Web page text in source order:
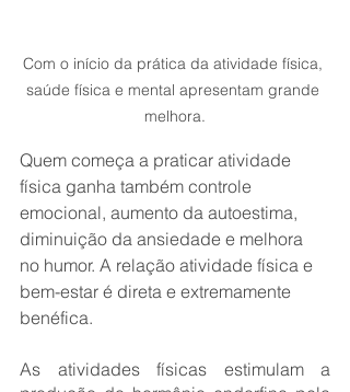
Com o início da prática da atividade física,
saúde física e mental apresentam grande
melhora.
Quem começa a praticar atividade
física ganha também controle
emocional, aumento da autoestima,
diminuição da ansiedade e melhora
no humor. A relação atividade física e
bem-estar é direta e extremamente
benéfica.
As atividades físicas estimulam a